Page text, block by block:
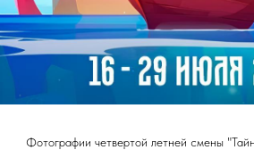
Фотографии четвертой летней смены